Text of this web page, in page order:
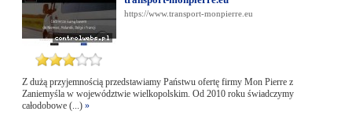
https://www.transport-monpierre.eu
Z dużą przyjemnością przedstawiamy Państwu ofertę firmy Mon Pierre z
Zaniemyśla w województwie wielkopolskim. Od 2010 roku świadczymy
całodobowe (...) »